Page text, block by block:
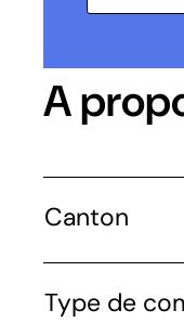
A
Canton
Type de